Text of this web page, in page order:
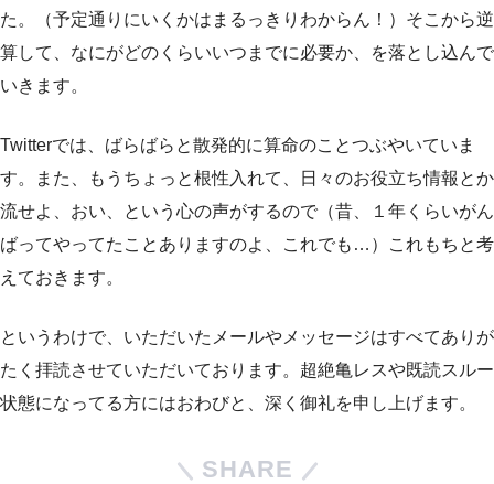
た。（予定通りにいくかはまるっきりわからん！）そこから逆
算して、なにがどのくらいいつまでに必要か、を落とし込んで
いきます。
Twitterでは、ばらばらと散発的に算命のことつぶやいていま
す。また、もうちょっと根性入れて、日々のお役立ち情報とか
流せよ、おい、という心の声がするので（昔、１年くらいがん
ばってやってたことありますのよ、これでも…）これもちと考
えておきます。
というわけで、いただいたメールやメッセージはすべてありが
たく拝読させていただいております。超絶亀レスや既読スルー
状態になってる方にはおわびと、深く御礼を申し上げます。
SHARE